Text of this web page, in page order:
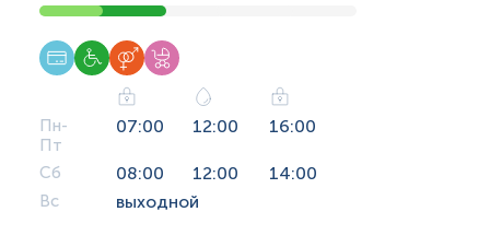
Пн-
Пт
07:00 12:00 16:00
Сб 08:00 12:00 14:00
Вс выходной